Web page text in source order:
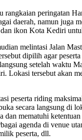
rangkaian peringatan
daerah, namun
ikon Kota Kediri
melintasi Jalan
dipilih agar
setelah waktu
Lokasi tersebut akan
peserta riding
secara langsung di
dan mematuhi
agenda di venue
peserta, dll.